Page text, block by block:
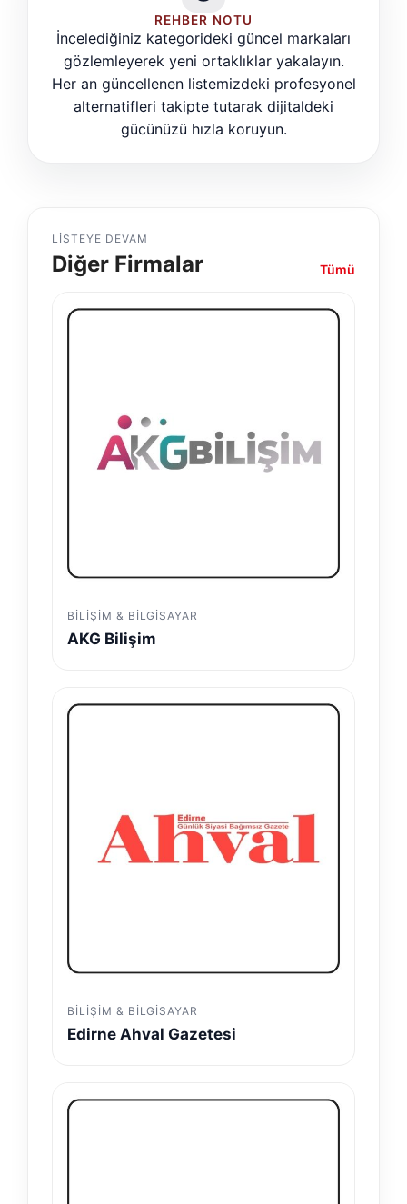
REHBER NOTU
İncelediğiniz kategorideki güncel markaları
gözlemleyerek yeni ortaklıklar yakalayın.
Her an güncellenen listemizdeki profesyonel
alternatifleri takipte tutarak dijitaldeki
gücünüzü hızla koruyun.
LISTEYE DEVAM
Diğer Firmalar Tümü
BILIŞIM & BILGISAYAR
AKG Bilişim
BILIŞIM & BILGISAYAR
Edirne Ahval Gazetesi